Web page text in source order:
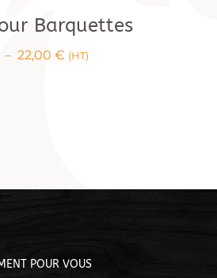
Barquettes
– 22,00€ Plage
(HT)
POUR VOUS